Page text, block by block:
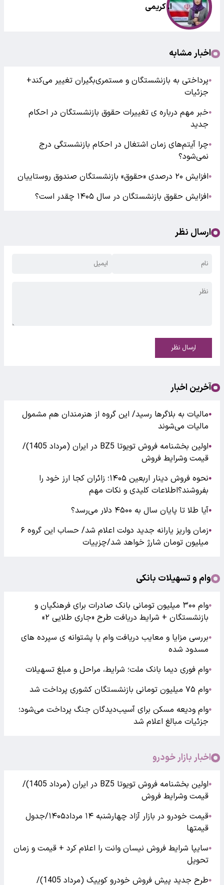
ا. کریمی
اخبار مشابه
●پرداختی به بازنشستگان و مستمری‌بگیران تغییر می‌کند+
جزئیات
●خبر مهم درباره ی تغییرات حقوق بازنشستگان در احکام
جدید
●چرا آیتم‌های زمان اشتغال در احکام بازنشستگی درج
نمی‌شود؟
●افزایش ۲۰ درصدی «حقوق» بازنشستگان صندوق روستاییان
●افزایش حقوق بازنشستگان در سال ۱۴۰۵ چقدر است؟
ارسال نظر
ارسال نظر
آخرین اخبار
●مالیات به بلاگرها رسید/ این گروه از هنرمندان هم مشمول
مالیات می‌شوند
●
اولین بخشنامه فروش تویوتا BZ5 در ایران (مرداد 1405)/
قیمت وشرایط فروش
●
نحوه فروش دینار اربعین ۱۴۰۵؛ زائران کجا ارز خود را
بفروشند؟اطلاعات کلیدی و نکات مهم
●آیا طلا تا پایان سال به ۴۵۰۰ دلار می‌رسد؟
●
زمان واریز یارانه جدید دولت اعلام شد/ حساب این گروه ۶
میلیون تومان شارژ خواهد شد/چزییات
وام و تسهیلات بانکی
●
وام ۳۰۰ میلیون تومانی بانک صادرات برای فرهنگیان و
بازنشستگان + شرایط دریافت طرح «جاری طلایی ۲»
●بررسی مزایا و معایب دریافت وام با پشتوانه ی سپرده های
مسدود شده
●وام فوری دیما بانک ملت؛ شرایط، مراحل و مبلغ تسهیلات
●وام ۷۵ میلیون تومانی بازنشستگان کشوری پرداخت شد
●وام ودیعه مسکن برای آسیب‌دیدگان جنگ پرداخت می‌شود؛
جزئیات مبالغ اعلام شد
اخبار بازار خودرو
●
اولین بخشنامه فروش تویوتا BZ5 در ایران (مرداد 1405)/
قیمت وشرایط فروش
●
قیمت خودرو در بازار آزاد چهارشنبه ۱۴ مرداد۱۴۰۵/جدول
قیمتها
●سایپا شرایط فروش نیسان وانت را اعلام کرد + قیمت و زمان
تحویل
● طرح جدید پیش فروش خودرو کوییک (مرداد 1405)/